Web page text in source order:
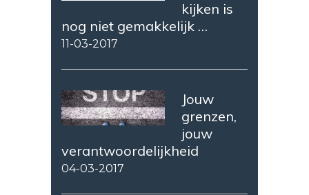
kijken is
nog niet gemakkelijk …
11-03-2017
Jouw
grenzen,
jouw
verantwoordelijkheid
04-03-2017